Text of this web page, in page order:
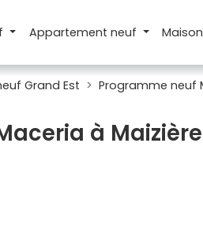
Appartement neuf Maison
Grand Est Programme neuf
à